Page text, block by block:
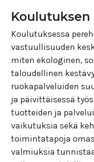
Koulutuksen
Koulutuksessa
vastuullisuuden
miten ekologinen,
taloudellinen
ruokapalveluiden
ja päivittäisessä
tuotteiden ja
vaikutuksia sekä
toimintatapoja
valmiuksia